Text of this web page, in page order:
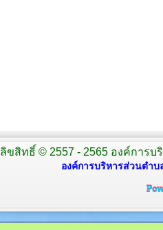
ลิขสิทธิ์ © 2557 - 2565 องค์การ
องค์การบริหารส่วนตำบ